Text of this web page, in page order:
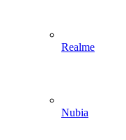
Realme
Nubia